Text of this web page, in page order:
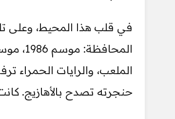
في قلب هذا المحيط، وعلى
الملعب، والرايات الحمراء
حنجرته تصدح بالأهازيج.